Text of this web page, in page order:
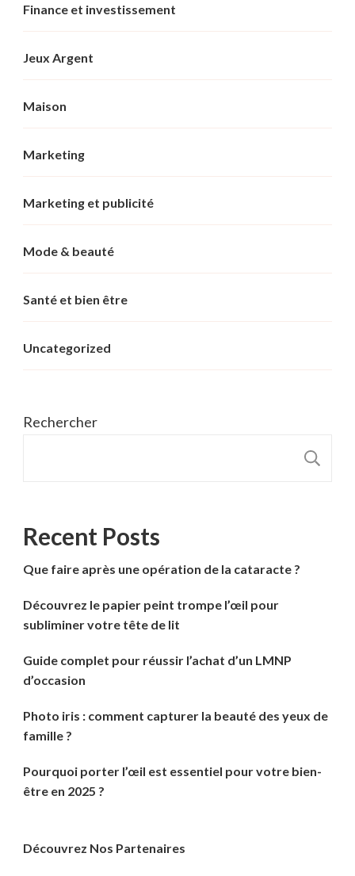
Finance et investissement
Jeux Argent
Maison
Marketing
Marketing et publicité
Mode & beauté
Santé et bien être
Uncategorized
Rechercher
Recent Posts
Que faire après une opération de la cataracte ?
Découvrez le papier peint trompe l’œil pour
subliminer votre tête de lit
Guide complet pour réussir l’achat d’un LMNP
d’occasion
Photo iris : comment capturer la beauté des yeux de
famille ?
Pourquoi porter l’œil est essentiel pour votre bien-
être en 2025 ?
Découvrez Nos Partenaires